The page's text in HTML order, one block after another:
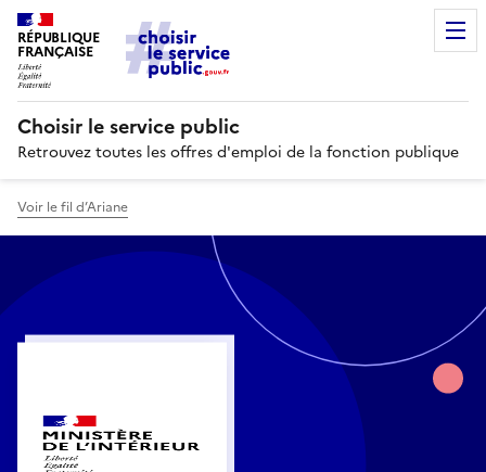
RÉPUBLIQUE
FRANÇAISE
Choisir le service public
Retrouvez toutes les offres d'emploi de la fonction publique
Voir le fil d’Ariane